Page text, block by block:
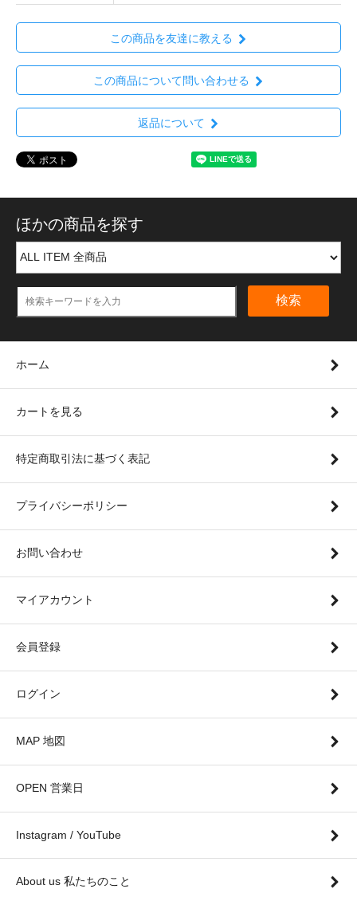
この商品を友達に教える
この商品について問い合わせる
返品について
ほかの商品を探す
検索
ホーム
カートを見る
特定商取引法に基づく表記
プライバシーポリシー
お問い合わせ
マイアカウント
会員登録
ログイン
MAP 地図
OPEN 営業日
Instagram / YouTube
About us 私たちのこと